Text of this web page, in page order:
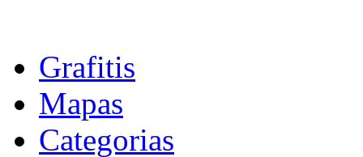
Grafitis
Mapas
Categorias